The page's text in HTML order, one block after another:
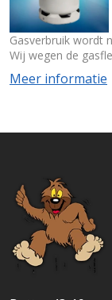
Gasverbruik wordt
Wij wegen de
Wij rekenen €7,50
Meer informatie